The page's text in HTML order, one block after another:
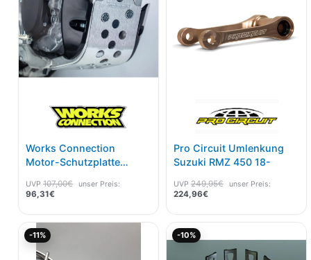
Works Connection
Motor-Schutzplatte
UVP 107,00€ unser Preis:
96,31€
Pro Circuit Umlenkung
Suzuki RMZ 450 18-
UVP 249,95€ unser Preis:
224,96€
-11%
Aktueller
-10%
war: